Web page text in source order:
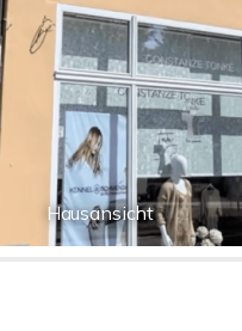
Hausansicht